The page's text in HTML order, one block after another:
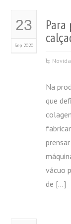
23
Sep 2020
Para
Na
que
vácuo
de […]